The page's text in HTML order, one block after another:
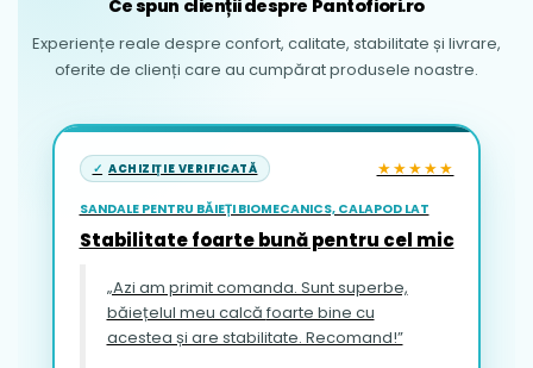
Ce spun clienții despre Pantofiori.ro
Experiențe reale despre confort, calitate, stabilitate și livrare,
oferite de clienți care au cumpărat produsele noastre.
ACHIZIȚIE VERIFICATĂ ★★★★★
SANDALE PENTRU BĂIEȚI BIOMECANICS, CALAPOD LAT
Stabilitate foarte bună pentru cel mic
„Azi am primit comanda. Sunt superbe,
băiețelul meu calcă foarte bine cu
acestea și are stabilitate. Recomand!”